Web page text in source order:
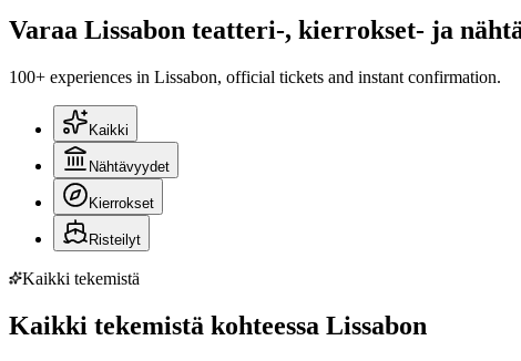
Varaa Lissabon teatteri-, kierrokset- ja
100+ experiences in Lissabon, official tickets and instant confirmation.
Kaikki
Nähtävyydet
Kierrokset
Risteilyt
Kaikki tekemistä
Kaikki tekemistä kohteessa Lissabon